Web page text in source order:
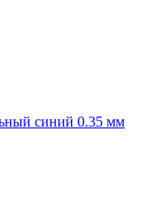
синий 0.35 мм